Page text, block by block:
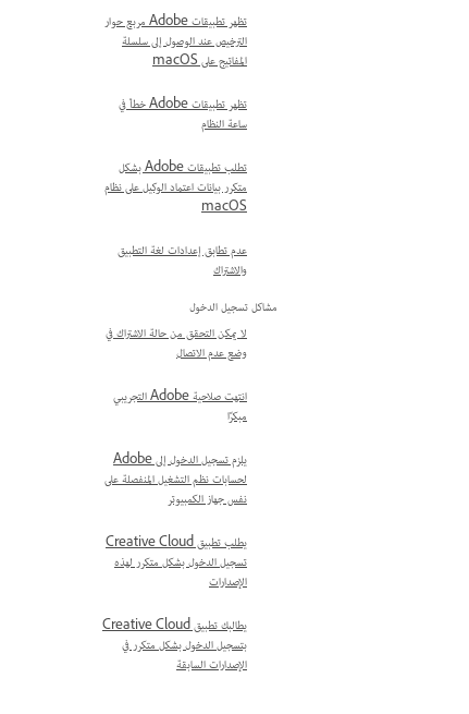
تظهر تطبيقات Adobe مربع حوار
الترخيص عند الوصول إلى سلسلة
المفاتيح على macOS
تظهر تطبيقات Adobe خطأ في
ساعة النظام
تطلب تطبيقات Adobe بشكل
متكرر بيانات اعتماد الوكيل على نظام
macOS
عدم تطابق إعدادات لغة التطبيق
والاشتراك
مشاكل تسجيل الدخول
لا يمكن التحقق من حالة الاشتراك في
وضع عدم الاتصال
انتهت صلاحية Adobe التجريبي
مبكرًا
يلزم تسجيل الدخول إلى Adobe
لحسابات نظم التشغيل المنفصلة على
نفس جهاز الكمبيوتر
يطلب تطبيق Creative Cloud
تسجيل الدخول بشكل متكرر لهذه
الإصدارات
يطالبك تطبيق Creative Cloud
بتسجيل الدخول بشكل متكرر في
الإصدارات السابقة